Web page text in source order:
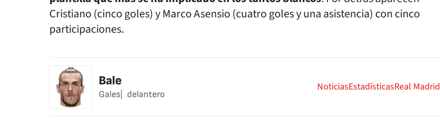
Cristiano (cinco goles) y Marco Asensio (cuatro goles y una asistencia) con cinco
participaciones.
Bale
Gales delantero
NoticiasEstadísticasReal Madrid